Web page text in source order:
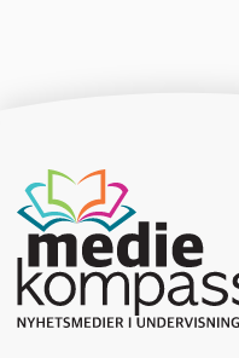
Producerad av